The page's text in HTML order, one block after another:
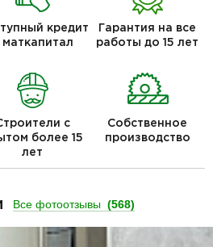
кредит
маткапитал
Гарантия на все
работы до 15 лет
с
более 15
лет
Собственное
производство
Все фотоотзывы (568)